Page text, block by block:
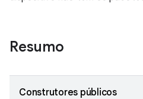
Resumo
Construtores públicos